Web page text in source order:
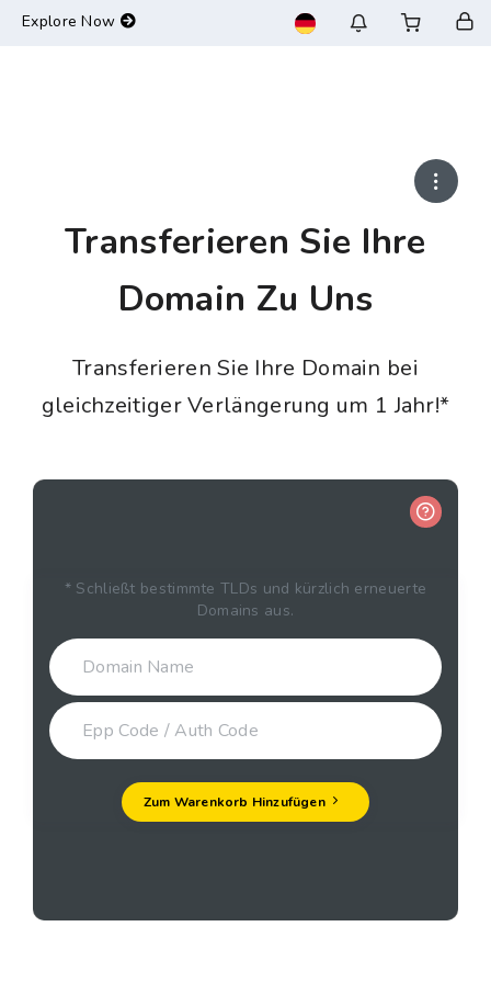
Explore Now
Transferieren Sie Ihre
Domain Zu Uns
Transferieren Sie Ihre Domain bei
gleichzeitiger Verlängerung um 1 Jahr!*
* Schließt bestimmte TLDs und kürzlich erneuerte
Domains aus.
Zum Warenkorb Hinzufügen